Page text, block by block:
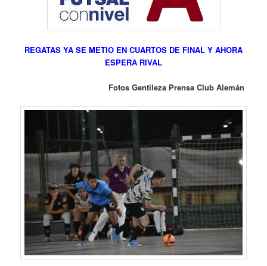
REGATAS YA SE METIO EN CUARTOS DE FINAL Y AHORA
ESPERA RIVAL
Fotos Gentileza Prensa Club Alemán